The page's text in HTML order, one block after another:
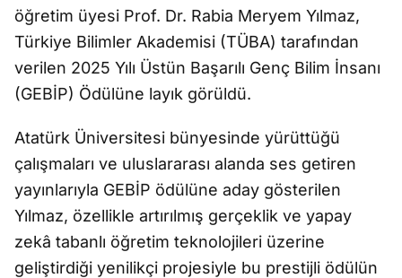
öğretim üyesi Prof. Dr. Rabia Meryem Yılmaz,
Türkiye Bilimler Akademisi (TÜBA) tarafından
verilen 2025 Yılı Üstün Başarılı Genç Bilim İnsanı
(GEBİP) Ödülüne layık görüldü.
Atatürk Üniversitesi bünyesinde yürüttüğü
çalışmaları ve uluslararası alanda ses getiren
yayınlarıyla GEBİP ödülüne aday gösterilen
Yılmaz, özellikle artırılmış gerçeklik ve yapay
zekâ tabanlı öğretim teknolojileri üzerine
geliştirdiği yenilikçi projesiyle bu prestijli ödülün